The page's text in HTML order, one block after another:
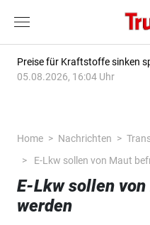
Preise für Kraftstoffe sinken
05.08.2026, 16:04 Uhr
Home Nachrichten
E-Lkw sollen von Maut
E-Lkw sollen
werden